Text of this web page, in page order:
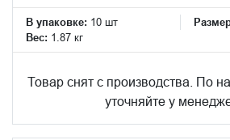
В упаковке: 10 шт
Вес: 1.87 кг
Товар снят с производства. По
уточняйте у